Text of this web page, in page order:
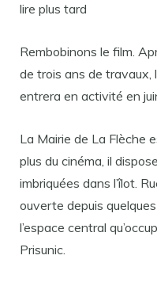
lire plus tard
Rembobinons le film.
de trois ans de travaux,
entrera en activité en
La Mairie de La Flèche
plus du cinéma, il
imbriquées dans l’îlot.
ouverte depuis
l’espace central
Prisunic.